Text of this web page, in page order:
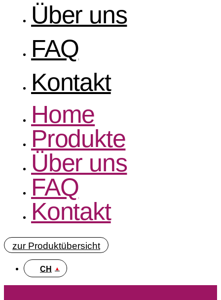
Über uns
FAQ
Kontakt
Home
Produkte
Über uns
FAQ
Kontakt
zur Produktübersicht
CH